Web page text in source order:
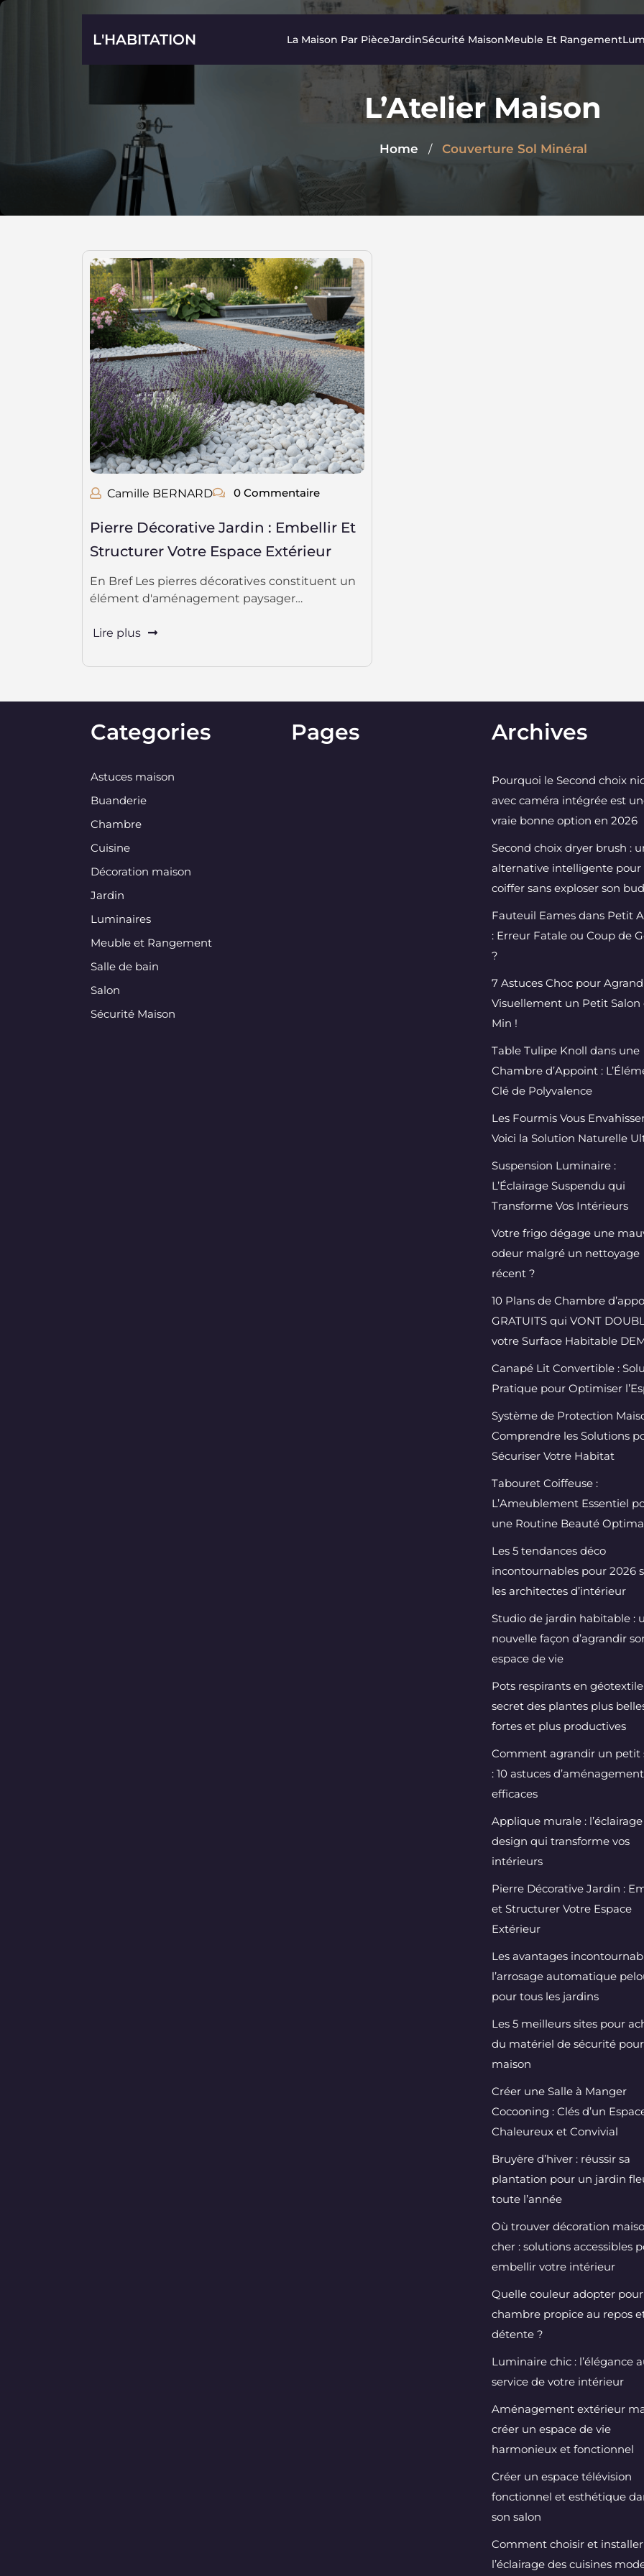
Skip
L'HABITATION La Maison Par PièceJardinSécurité MaisonMeuble Et Rangement
L’Atelier Maison
Home / Couverture Sol Minéral
Camille BERNARD 0 Commentaire
Pierre Décorative Jardin : Embellir Et
Structurer Votre Espace Extérieur
En Bref Les pierres décoratives constituent un
élément d'aménagement paysager…
Lire plus
Categories
Astuces maison
Buanderie
Chambre
Cuisine
Décoration maison
Jardin
Luminaires
Meuble et Rangement
Salle de bain
Salon
Sécurité Maison
Pages Archives
Pourquoi le Second choix
avec caméra intégrée est
vraie bonne option en 2026
Second choix dryer brush :
alternative intelligente pour
coiffer sans exploser son
Fauteuil Eames dans Petit
: Erreur Fatale ou Coup de
?
7 Astuces Choc pour
Visuellement un Petit Salon
Min !
Table Tulipe Knoll dans une
Chambre d’Appoint :
Clé de Polyvalence
Les Fourmis Vous
Voici la Solution Naturelle
Suspension Luminaire :
L’Éclairage Suspendu qui
Transforme Vos Intérieurs
Votre frigo dégage une
odeur malgré un nettoyage
récent ?
10 Plans de Chambre
GRATUITS qui VONT
votre Surface Habitable
Canapé Lit Convertible :
Pratique pour Optimiser
Système de Protection
Comprendre les Solutions
Sécuriser Votre Habitat
Tabouret Coiffeuse :
L’Ameublement Essentiel
une Routine Beauté
Les 5 tendances déco
incontournables pour 2026
les architectes d’intérieur
Studio de jardin habitable :
nouvelle façon d’agrandir
espace de vie
Pots respirants en géotextile
secret des plantes plus
fortes et plus productives
Comment agrandir un petit
: 10 astuces d’aménagement
efficaces
Applique murale : l’éclairage
design qui transforme vos
intérieurs
Pierre Décorative Jardin :
et Structurer Votre Espace
Extérieur
Les avantages
l’arrosage automatique
pour tous les jardins
Les 5 meilleurs sites pour
du matériel de sécurité
maison
Créer une Salle à Manger
Cocooning : Clés d’un
Chaleureux et Convivial
Bruyère d’hiver : réussir sa
plantation pour un jardin
toute l’année
Où trouver décoration
cher : solutions accessibles
embellir votre intérieur
Quelle couleur adopter
chambre propice au repos
détente ?
Luminaire chic : l’élégance
service de votre intérieur
Aménagement extérieur
créer un espace de vie
harmonieux et fonctionnel
Créer un espace télévision
fonctionnel et esthétique
son salon
Comment choisir et installer
l’éclairage des cuisines